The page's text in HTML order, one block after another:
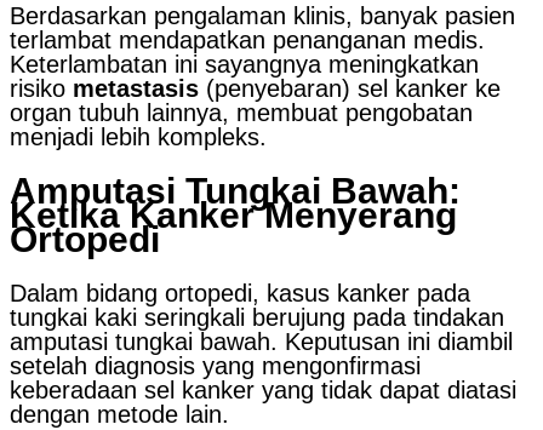
Berdasarkan pengalaman klinis, banyak pasien
terlambat mendapatkan penanganan medis.
Keterlambatan ini sayangnya meningkatkan
risiko metastasis (penyebaran) sel kanker ke
organ tubuh lainnya, membuat pengobatan
menjadi lebih kompleks.
Amputasi Tungkai Bawah:
Ketika Kanker Menyerang
Ortopedi
Dalam bidang ortopedi, kasus kanker pada
tungkai kaki seringkali berujung pada tindakan
amputasi tungkai bawah. Keputusan ini diambil
setelah diagnosis yang mengonfirmasi
keberadaan sel kanker yang tidak dapat diatasi
dengan metode lain.